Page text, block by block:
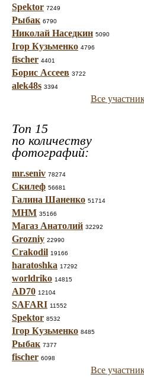
Spektor 7249
Рыбак 6790
Николай Наседкин 5090
Ігор Кузьменко 4796
fischer 4401
Борис Ассеев 3722
alek48s 3394
Все
Топ 15
по количеству
фотографий:
mr.seniv 78274
Скилеф 56681
Галина Шаненко 51714
МНМ 35166
Магаз Анатолий 32292
Grozniy 22990
Crakodil 19166
haratoshka 17292
worldriko 14815
AD70 12104
SAFARI 11552
Spektor 8532
Ігор Кузьменко 8485
Рыбак 7377
fischer 6098
Все